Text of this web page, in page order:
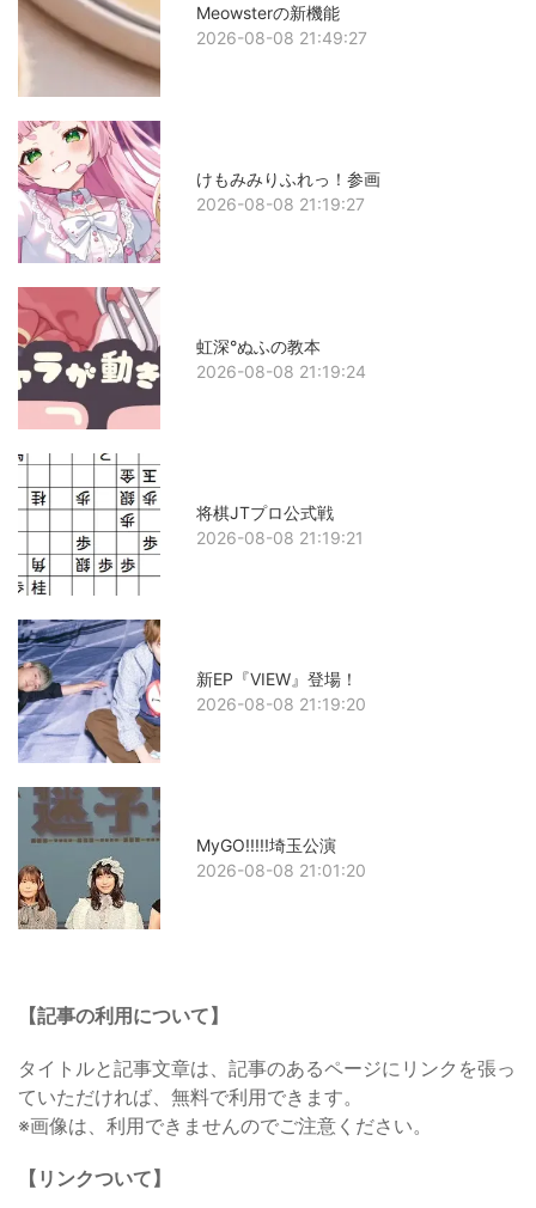
Meowsterの新機能
2026-08-08 21:49:27
けもみみりふれっ！参画
2026-08-08 21:19:27
虹深°ぬふの教本
2026-08-08 21:19:24
将棋JTプロ公式戦
2026-08-08 21:19:21
新EP『VIEW』登場！
2026-08-08 21:19:20
MyGO!!!!!埼玉公演
2026-08-08 21:01:20
【記事の利用について】
タイトルと記事文章は、記事のあるページにリンクを張っ
ていただければ、無料で利用できます。
※画像は、利用できませんのでご注意ください。
【リンクついて】